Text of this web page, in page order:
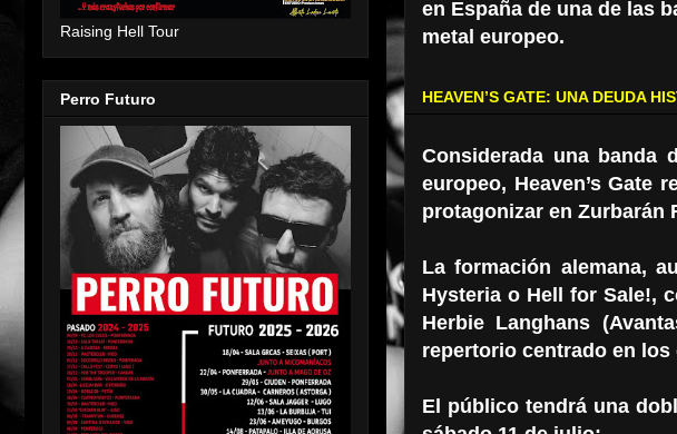
en España de una de las
metal europeo.
HEAVEN’S GATE: UNA DEUDA
Considerada una banda
europeo, Heaven’s Gate
protagonizar en Zurbarán
La formación alemana,
Hysteria o Hell for Sale!,
Herbie Langhans
repertorio centrado en
El público tendrá una
Raising Hell Tour
Perro Futuro